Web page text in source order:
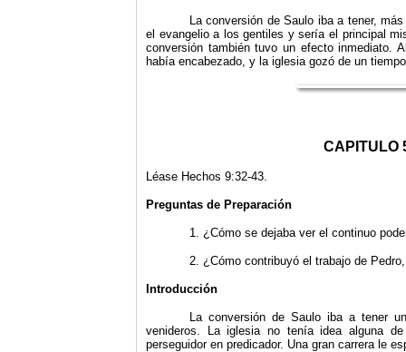
La conversión de Saulo iba a tener,
el evangelio a los gentiles y sería el principal
conversión también tuvo un efecto inmediato.
había encabezado, y la iglesia gozó de un
CAPITULO
Léase Hechos 9:32-43.
Preguntas de Preparación
1. ¿Cómo se dejaba ver el continuo
2. ¿Cómo contribuyó el trabajo de
Introducción
La conversión de Saulo iba a tener
venideros. La iglesia no tenía idea alguna
perseguidor en predicador. Una gran carrera le